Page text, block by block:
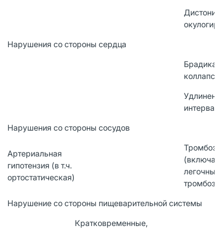
Нарушения со стороны сердца
Нарушения со стороны сосудов
Артериальная
гипотензия (в т.ч.
ортостатическая)
легочных
тромбоз
Нарушение со стороны пищеварительной системы
Кратковременные,